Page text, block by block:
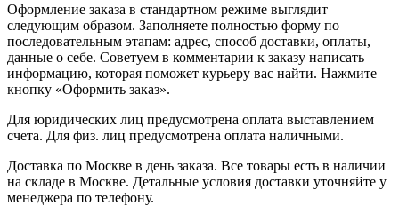
Оформление заказа в стандартном режиме выглядит
следующим образом. Заполняете полностью форму по
последовательным этапам: адрес, способ доставки, оплаты,
данные о себе. Советуем в комментарии к заказу написать
информацию, которая поможет курьеру вас найти. Нажмите
кнопку «Оформить заказ».
Для юридических лиц предусмотрена оплата выставлением
счета. Для физ. лиц предусмотрена оплата наличными.
Доставка по Москве в день заказа. Все товары есть в наличии
на складе в Москве. Детальные условия доставки уточняйте у
менеджера по телефону.